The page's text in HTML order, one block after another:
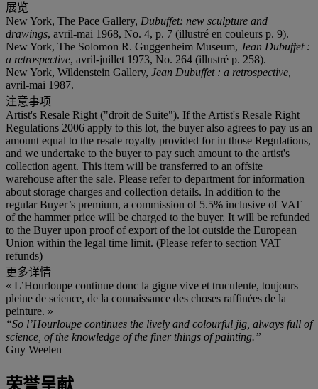
展览
New York, The Pace Gallery, Dubuffet: new sculpture and
drawings, avril-mai 1968, No. 4, p. 7 (illustré en couleurs p. 9).
New York, The Solomon R. Guggenheim Museum, Jean Dubuffet :
a retrospective, avril-juillet 1973, No. 264 (illustré p. 258).
New York, Wildenstein Gallery, Jean Dubuffet : a retrospective,
avril-mai 1987.
注意事项
Artist's Resale Right ("droit de Suite"). If the Artist's Resale Right
Regulations 2006 apply to this lot, the buyer also agrees to pay us an
amount equal to the resale royalty provided for in those Regulations,
and we undertake to the buyer to pay such amount to the artist's
collection agent. This item will be transferred to an offsite
warehouse after the sale. Please refer to department for information
about storage charges and collection details. In addition to the
regular Buyer’s premium, a commission of 5.5% inclusive of VAT
of the hammer price will be charged to the buyer. It will be refunded
to the Buyer upon proof of export of the lot outside the European
Union within the legal time limit. (Please refer to section VAT
refunds)
更多详情
« L’Hourloupe continue donc la gigue vive et truculente, toujours
pleine de science, de la connaissance des choses raffinées de la
peinture. »
“So l’Hourloupe continues the lively and colourful jig, always full of
science, of the knowledge of the finer things of painting.”
Guy Weelen
荣誉呈献